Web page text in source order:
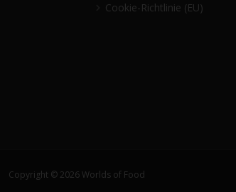
Cookie-Richtlinie (EU)
Copyright © 2026 Worlds of Food